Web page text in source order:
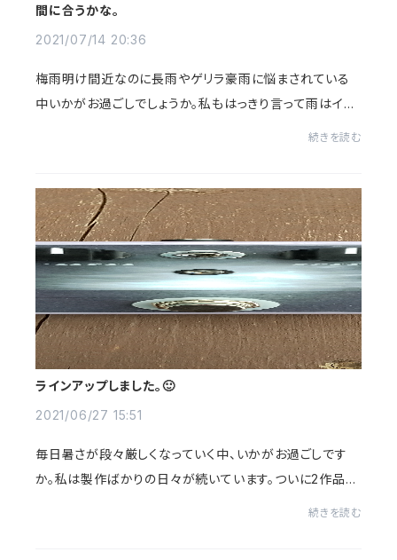
間に合うかな。
2021/07/14 20:36
梅雨明け間近なのに長雨やゲリラ豪雨に悩まされている
中いかがお過ごしでしょうか。私もはっきり言って雨はイヤ
続きを読む
ラインアップしました。🙂
2021/06/27 15:51
毎日暑さが段々厳しくなっていく中、いかがお過ごしです
か。私は製作ばかりの日々が続いています。ついに2作品が
続きを読む